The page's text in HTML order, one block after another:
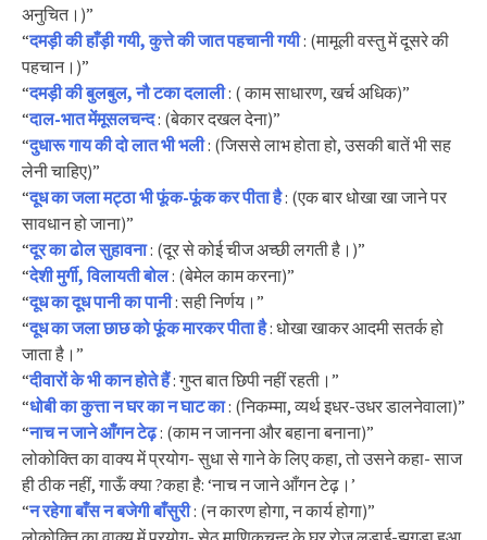
अनुचित।)”
“दमड़ी की हाँड़ी गयी, कुत्ते की जात पहचानी गयी: (मामूली वस्तु में दूसरे की
पहचान।)”
“दमड़ी की बुलबुल, नौ टका दलाली: ( काम साधारण, खर्च अधिक)”
“दाल-भात मेंमूसलचन्द: (बेकार दखल देना)”
“दुधारू गाय की दो लात भी भली: (जिससे लाभ होता हो, उसकी बातें भी सह
लेनी चाहिए)”
“दूध का जला मट्ठा भी फूंक-फूंक कर पीता है: (एक बार धोखा खा जाने पर
सावधान हो जाना)”
“दूर का ढोल सुहावना: (दूर से कोई चीज अच्छी लगती है।)”
“देशी मुर्गी, विलायती बोल: (बेमेल काम करना)”
“दूध का दूध पानी का पानी: सही निर्णय।”
“दूध का जला छाछ को फूंक मारकर पीता है: धोखा खाकर आदमी सतर्क हो
जाता है।”
“दीवारों के भी कान होते हैं: गुप्त बात छिपी नहीं रहती।”
“धोबी का कुत्ता न घर का न घाट का: (निकम्मा, व्यर्थ इधर-उधर डालनेवाला)”
“नाच न जाने आँगन टेढ़: (काम न जानना और बहाना बनाना)”
लोकोक्ति का वाक्य में प्रयोग- सुधा से गाने के लिए कहा, तो उसने कहा- साज
ही ठीक नहीं, गाऊँ क्या ?कहा है: ‘नाच न जाने आँगन टेढ़।’
“न रहेगा बाँस न बजेगी बाँसुरी: (न कारण होगा, न कार्य होगा)”